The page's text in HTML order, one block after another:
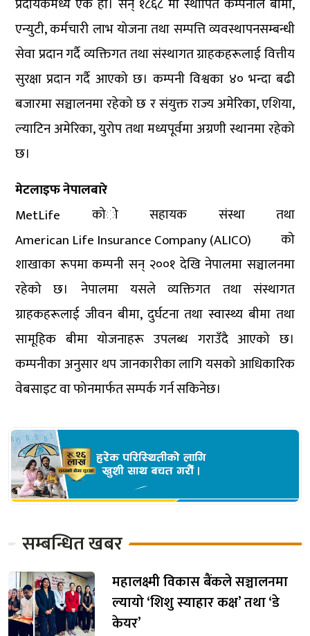
प्रदायकमध्ये एक हो। सन् १८६८ मा स्थापित कम्पनीले बीमा,
एन्युटी, कर्मचारी लाभ योजना तथा सम्पत्ति व्यवस्थापनसम्बन्धी
सेवा प्रदान गर्दै व्यक्तिगत तथा संस्थागत ग्राहकहरूलाई वित्तीय
सुरक्षा प्रदान गर्दै आएको छ। कम्पनी विश्वका ४० भन्दा बढी
बजारमा सञ्चालनमा रहेको छ र संयुक्त राज्य अमेरिका, एशिया,
ल्याटिन अमेरिका, युरोप तथा मध्यपूर्वमा अग्रणी स्थानमा रहेको
छ।
मेटलाइफ नेपालबारे
MetLife को सहायक संस्था तथा
American Life Insurance Company (ALICO) को
शाखाका रूपमा कम्पनी सन् २००१ देखि नेपालमा सञ्चालनमा
रहेको छ। नेपालमा यसले व्यक्तिगत तथा संस्थागत
ग्राहकहरूलाई जीवन बीमा, दुर्घटना तथा स्वास्थ्य बीमा तथा
सामूहिक बीमा योजनाहरू उपलब्ध गराउँदै आएको छ।
कम्पनीका अनुसार थप जानकारीका लागि यसको आधिकारिक
वेबसाइट वा फोनमार्फत सम्पर्क गर्न सकिनेछ।
सम्बन्धित खबर
महालक्ष्मी विकास बैंकले सञ्चालनमा
ल्यायो ‘शिशु स्याहार कक्ष’ तथा ‘डे
केयर’